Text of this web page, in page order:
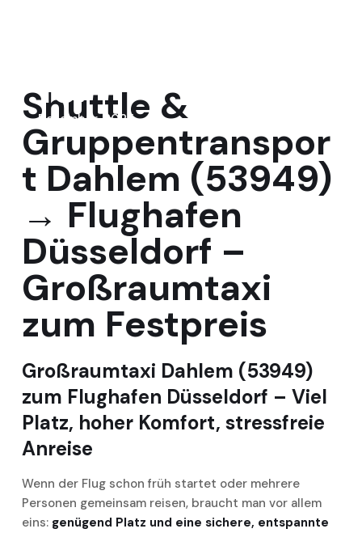
15
Dezember, 2025
Shuttle &
Gruppentranspor
t Dahlem (53949)
→ Flughafen
Düsseldorf –
Großraumtaxi
zum Festpreis
Großraumtaxi Dahlem (53949)
zum Flughafen Düsseldorf – Viel
Platz, hoher Komfort, stressfreie
Anreise
Wenn der Flug schon früh startet oder mehrere
Personen gemeinsam reisen, braucht man vor allem
eins: genügend Platz und eine sichere, entspannte